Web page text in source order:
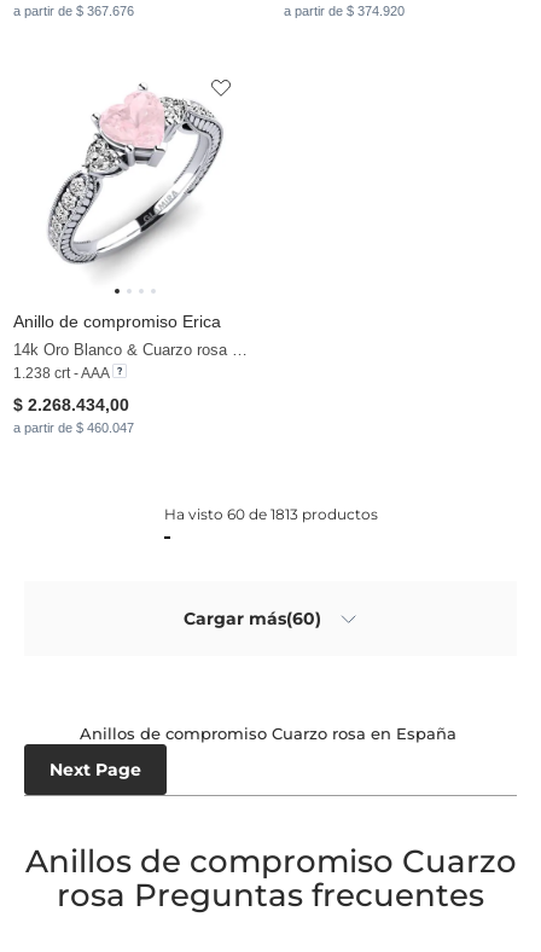
a partir de $ 367.676 a partir de $ 374.920
Anillo de compromiso Erica
1.238 crt - AAA
$ 2.268.434,00
a partir de $ 460.047
Ha visto 60 de 1813 productos
Cargar más(60)
Anillos de compromiso Cuarzo rosa en España
Next Page
Anillos de compromiso Cuarzo
rosa Preguntas frecuentes